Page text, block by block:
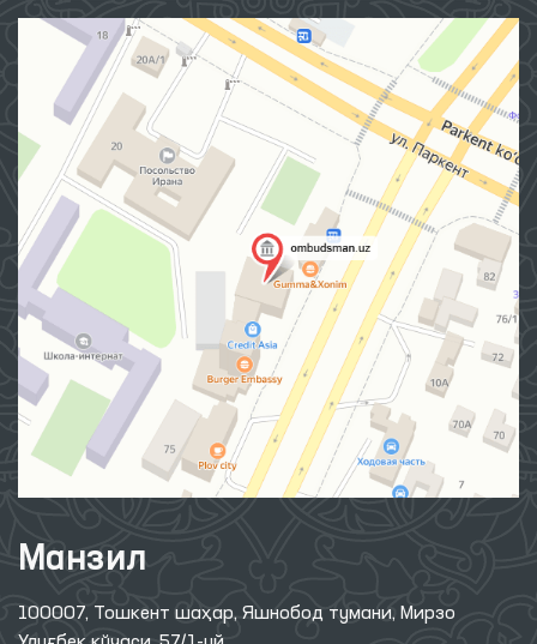
Манзил
100007, Тошкент шаҳар, Яшнобод тумани, Мирзо